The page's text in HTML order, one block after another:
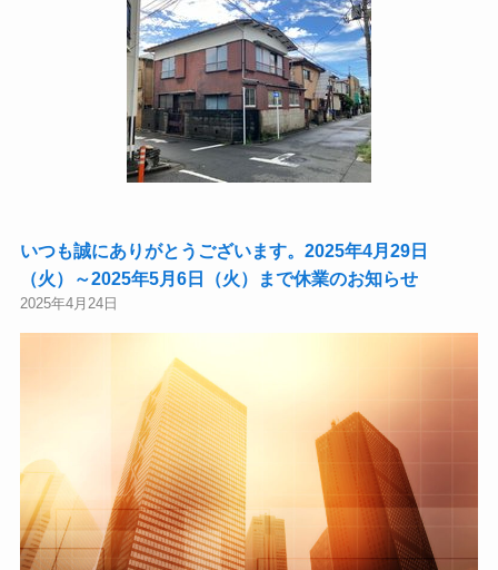
いつも誠にありがとうございます。2025年4月29日
（火）～2025年5月6日（火）まで休業のお知らせ
2025年4月24日